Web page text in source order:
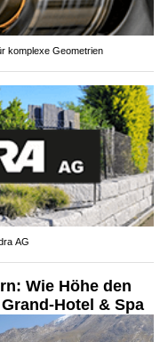
komplexe Geometrien
AG
Wie Höhe den
Hotel & Spa